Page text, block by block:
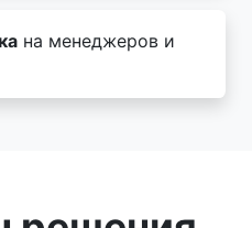
на менеджеров и